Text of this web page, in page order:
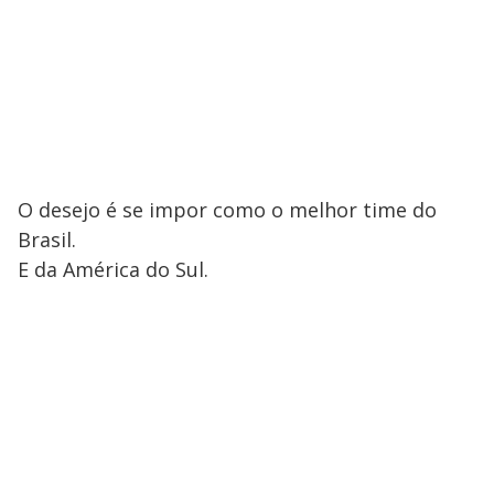
O desejo é se impor como o melhor time do
Brasil.
E da América do Sul.